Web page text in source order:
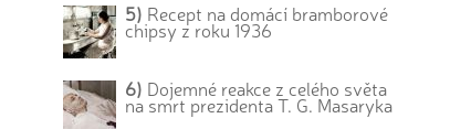
5) Recept na domácí bramborové
chipsy z roku 1936
6) Dojemné reakce z celého světa
na smrt prezidenta T. G. Masaryka